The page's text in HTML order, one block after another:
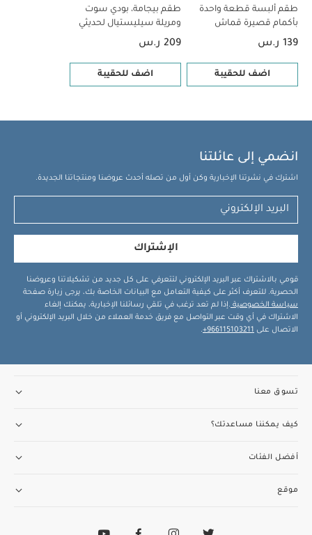
طقم ألبسة قطعة واحدة
بأكمام قصيرة قماش
عضوي بلون أبيض - 5 قطع
139 ر.س
اضف للحقيبة
طقم بيجامة، بودي سوت
ومريلة سيليستيال لحديثي
الولادة، 5 قطع
209 ر.س
اضف للحقيبة
انضمي إلى عائلتنا
اشترك في نشرتنا الإخبارية وكن أول من تصله أحدث عروضنا ومنتجاتنا الجديدة.
الإشتراك
قومي بالاشتراك عبر البريد الإلكتروني لتتعرفي على كل جديد من تشكيلاتنا وعروضنا
الحصرية. للتعرف أكثر على كيفية التعامل مع البيانات الخاصة بك، يرجى زيارة صفحة
سياسة الخصوصية .إذا لم تعد ترغب في تلقي رسائلنا الإخبارية، يمكنك إلغاء
الاشتراك في أي وقت عبر التواصل مع فريق خدمة العملاء من خلال البريد الإلكتروني أو
الاتصال على 966115103211+
.
تسوق معنا
كيف يمكننا مساعدتك؟
أفضل الفئات
موقع